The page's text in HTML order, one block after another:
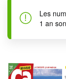
Les
1 an